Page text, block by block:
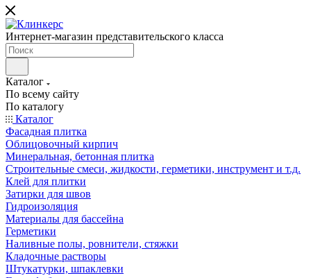
Интернет-магазин представительского класса
Каталог
По всему сайту
По каталогу
Каталог
Фасадная плитка
Облицовочный кирпич
Минеральная, бетонная плитка
Строительные смеси, жидкости, герметики, инструмент и т.д.
Клей для плитки
Затирки для швов
Гидроизоляция
Материалы для бассейна
Герметики
Наливные полы, ровнители, стяжки
Кладочные растворы
Штукатурки, шпаклевки